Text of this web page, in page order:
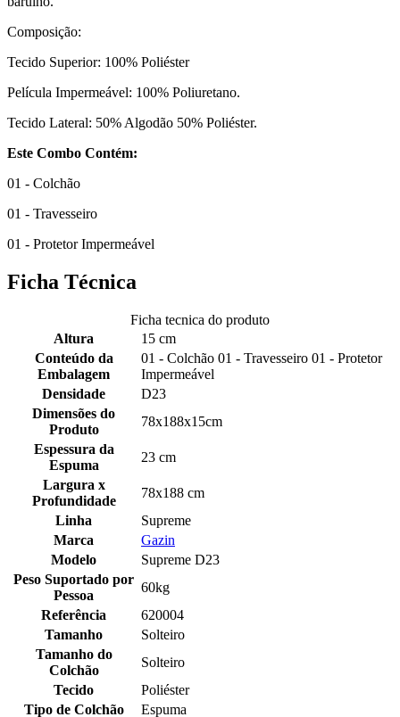
Composição:
Tecido Superior: 100% Poliéster
Película Impermeável: 100% Poliuretano.
Tecido Lateral: 50% Algodão 50% Poliéster.
Este Combo Contém:
01 - Colchão
01 - Travesseiro
01 - Protetor Impermeável
Ficha Técnica
Ficha tecnica do produto
Altura
15 cm
Conteúdo da
Embalagem
01 - Colchão 01 - Travesseiro 01 - Protetor
Impermeável
Densidade
D23
Dimensões do
Produto
78x188x15cm
Espessura da
Espuma
23 cm
Largura x
Profundidade
78x188 cm
Linha
Supreme
Marca
Gazin
Modelo
Supreme D23
Peso Suportado por
Pessoa
60kg
Referência
620004
Tamanho
Solteiro
Tamanho do
Colchão
Solteiro
Tecido
Poliéster
Tipo de Colchão
Espuma